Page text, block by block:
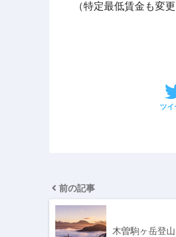
（特定最低賃金も変
ツイ
前の記事
木曽駒ヶ岳登山